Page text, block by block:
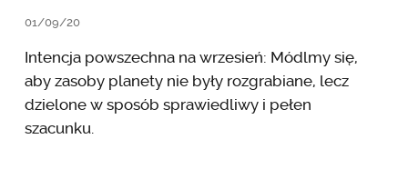
01/09/20
Intencja powszechna na wrzesień: Módlmy się,
aby zasoby planety nie były rozgrabiane, lecz
dzielone w sposób sprawiedliwy i pełen
szacunku.